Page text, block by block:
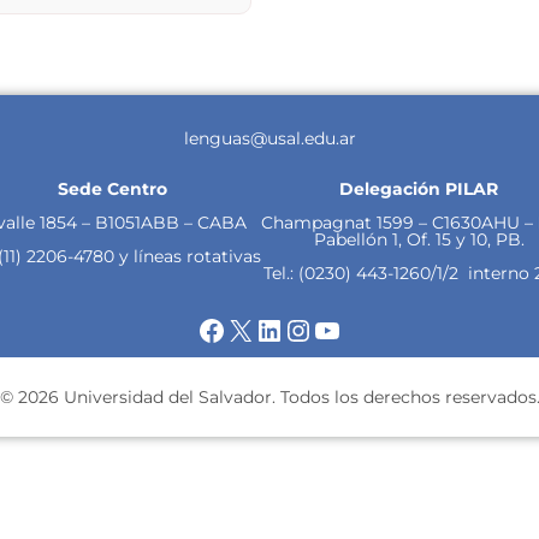
lenguas@usal.edu.ar
Sede Centro
1854 – B1051ABB – CABA
2206-4780 y líneas rotativas
Delegación PILAR
Champagnat 1599 – C1630AHU –
Pabellón 1, Of. 15 y 10, PB.
Tel.: (0230) 443-1260/1/2 interno
Facebook
X LinkedIn
Instagram
YouTube
© 2026 Universidad del Salvador. Todos los derechos reservados.